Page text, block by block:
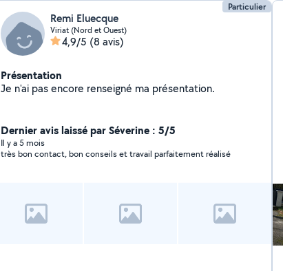
Particulier
Remi Eluecque
Viriat (Nord et Ouest)
4,9/5 (8 avis)
Présentation
Je n'ai pas encore renseigné ma présentation.
Dernier avis laissé par Séverine : 5/5
Il y a 5 mois
très bon contact, bon conseils et travail parfaitement réalisé